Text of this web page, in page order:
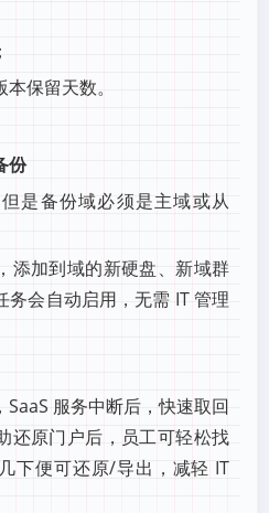
保留天数。
份
是备份域必须是主域或从
添加到域的新硬盘、新域群
务会自动启用，无需 IT 管理
服务中断后，快速取回
还原门户后，员工可轻松找
下便可还原/导出，减轻 IT